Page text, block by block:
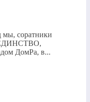
мы, соратники
ЕДИНСТВО,
ДомРа, в...